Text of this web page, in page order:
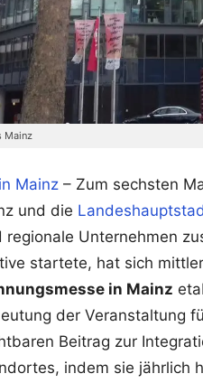
Mainz
Mainz – Zum sechsten
und die
regionale Unternehmen
startete, hat sich
in Mainz
der Veranstaltung
Beitrag zur
indem sie jährlich